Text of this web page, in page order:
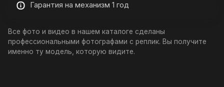
Гарантия на механизм 1 год
Все фото и видео в нашем каталоге сделаны
профессиональными фотографами с реплик. Вы получите
именно ту модель, которую видите.